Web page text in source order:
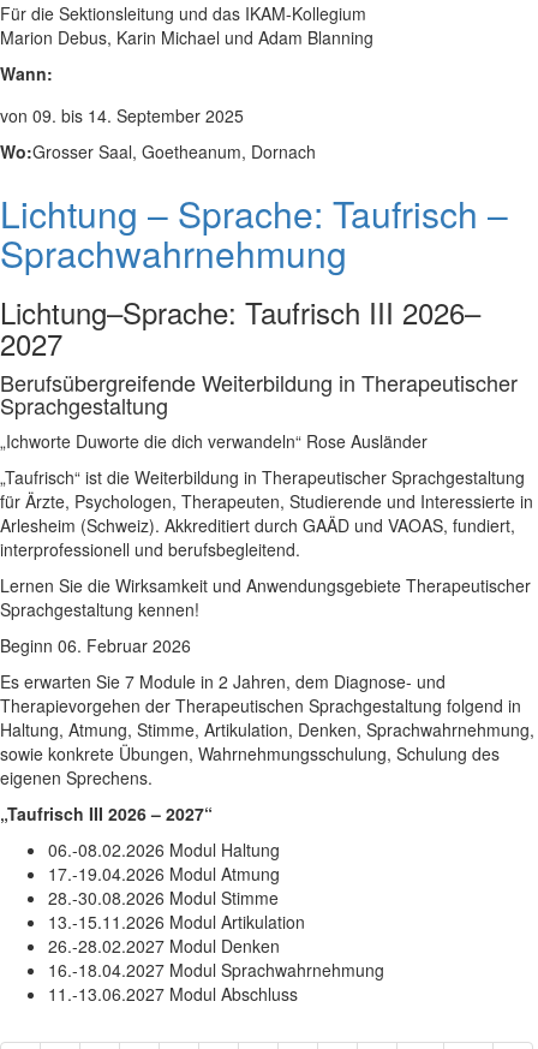
Für die Sektionsleitung und das IKAM-Kollegium
Marion Debus, Karin Michael und Adam Blanning
Wann:
von 09. bis 14. September 2025
Wo:Grosser Saal, Goetheanum, Dornach
Lichtung – Sprache: Taufrisch –
Sprachwahrnehmung
Lichtung–Sprache: Taufrisch III 2026–
2027
Berufsübergreifende Weiterbildung in Therapeutischer
Sprachgestaltung
„Ichworte Duworte die dich verwandeln“ Rose Ausländer
„Taufrisch“ ist die Weiterbildung in Therapeutischer Sprachgestaltung
für Ärzte, Psychologen, Therapeuten, Studierende und Interessierte in
Arlesheim (Schweiz). Akkreditiert durch GAÄD und VAOAS, fundiert,
interprofessionell und berufsbegleitend.
Lernen Sie die Wirksamkeit und Anwendungsgebiete Therapeutischer
Sprachgestaltung kennen!
Beginn 06. Februar 2026
Es erwarten Sie 7 Module in 2 Jahren, dem Diagnose- und
Therapievorgehen der Therapeutischen Sprachgestaltung folgend in
Haltung, Atmung, Stimme, Artikulation, Denken, Sprachwahrnehmung,
sowie konkrete Übungen, Wahrnehmungsschulung, Schulung des
eigenen Sprechens.
„Taufrisch III 2026 – 2027“
06.-08.02.2026 Modul Haltung
17.-19.04.2026 Modul Atmung
28.-30.08.2026 Modul Stimme
13.-15.11.2026 Modul Artikulation
26.-28.02.2027 Modul Denken
16.-18.04.2027 Modul Sprachwahrnehmung
11.-13.06.2027 Modul Abschluss